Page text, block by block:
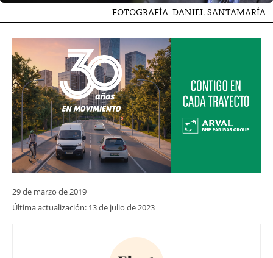
FOTOGRAFÍA: DANIEL SANTAMARÍA
29 de marzo de 2019
Última actualización: 13 de julio de 2023